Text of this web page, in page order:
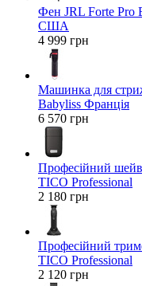
Фен JRL Forte Pro
США
4 999 грн
Машинка для
Babyliss Франція
6 570 грн
Професійний
TICO Professional
2 180 грн
Професійний
TICO Professional
2 120 грн